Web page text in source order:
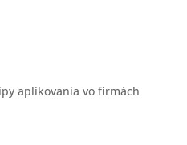
aplikovania vo firmách